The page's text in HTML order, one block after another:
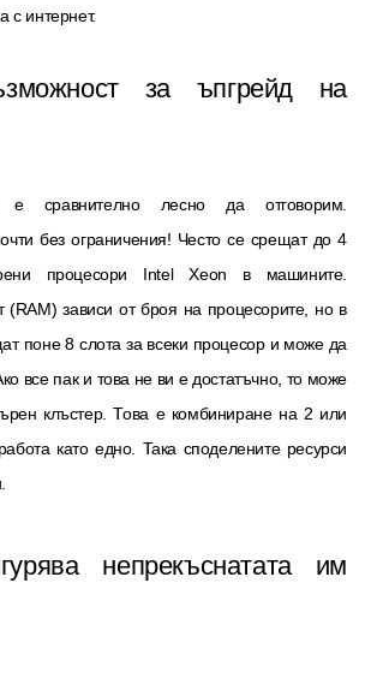
с интернет.
за ъпгрейд на
сравнително лесно да отговорим.
без ограничения! Често се срещат до 4
процесори Intel Xeon в машините.
(RAM) зависи от броя на процесорите, но в
поне 8 слота за всеки процесор и може да
все пак и това не ви е достатъчно, то може
клъстер. Това е комбиниране на 2 или
като едно. Така споделените ресурси
непрекъснатата им